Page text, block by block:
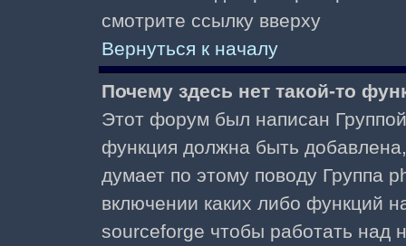
смотрите ссылку вверху
Вернуться к началу
Почему здесь нет такой-то
Этот форум был написан
функция должна быть
думает по этому поводу Группа
включении каких либо функций
sourceforge чтобы работать над